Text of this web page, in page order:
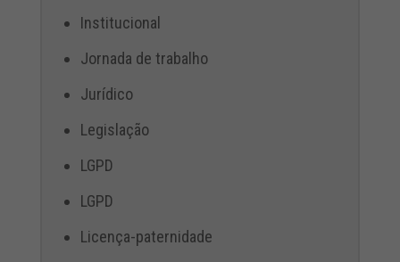
Institucional
Jornada de trabalho
Jurídico
Legislação
LGPD
LGPD
Licença-paternidade